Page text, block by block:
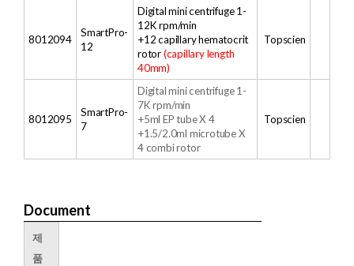
8012094
SmartPro-
12
Digital mini centrifuge 1-
12K rpm/min
+12 capillary hematocrit
rotor(capillary length
40mm)
Topscien
8012095
SmartPro-
7
Digital mini centrifuge 1-
7K rpm/min
+5ml EP tube X 4
+1.5/2.0ml microtube X
4 combi rotor
Topscien
Document
제
품